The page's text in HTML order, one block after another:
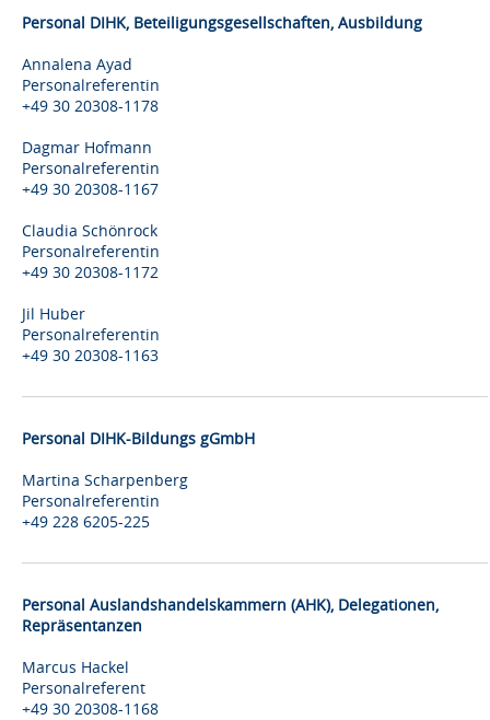
Personal DIHK, Beteiligungsgesellschaften, Ausbildung
Annalena Ayad
Personalreferentin
+49 30 20308-1178
Dagmar Hofmann
Personalreferentin
+49 30 20308-1167
Claudia Schönrock
Personalreferentin
+49 30 20308-1172
Jil Huber
Personalreferentin
+49 30 20308-1163
Personal DIHK-Bildungs gGmbH
Martina Scharpenberg
Personalreferentin
+49 228 6205-225
Personal Auslandshandelskammern (AHK), Delegationen,
Repräsentanzen
Marcus Hackel
Personalreferent
+49 30 20308-1168